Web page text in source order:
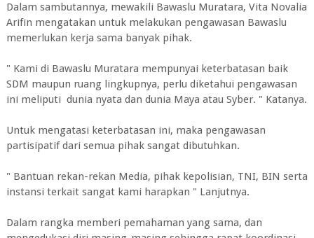
Dalam sambutannya, mewakili Bawaslu Muratara, Vita Novalia
Arifin mengatakan untuk melakukan pengawasan Bawaslu
memerlukan kerja sama banyak pihak.
" Kami di Bawaslu Muratara mempunyai keterbatasan baik
SDM maupun ruang lingkupnya, perlu diketahui pengawasan
ini meliputi dunia nyata dan dunia Maya atau Syber. " Katanya.
Untuk mengatasi keterbatasan ini, maka pengawasan
partisipatif dari semua pihak sangat dibutuhkan.
" Bantuan rekan-rekan Media, pihak kepolisian, TNI, BIN serta
instansi terkait sangat kami harapkan " Lanjutnya.
Dalam rangka memberi pemahaman yang sama, dan